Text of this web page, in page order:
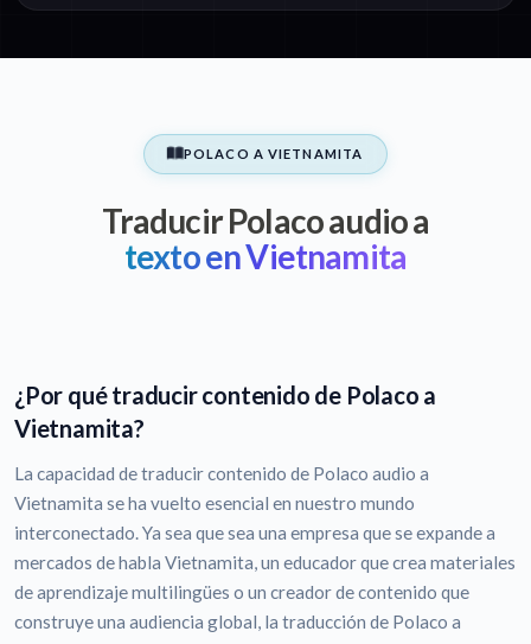
POLACO A VIETNAMITA
Traducir Polaco audio a
texto en Vietnamita
¿Por qué traducir contenido de Polaco a
Vietnamita?
La capacidad de traducir contenido de Polaco audio a
Vietnamita se ha vuelto esencial en nuestro mundo
interconectado. Ya sea que sea una empresa que se expande a
mercados de habla Vietnamita, un educador que crea materiales
de aprendizaje multilingües o un creador de contenido que
construye una audiencia global, la traducción de Polaco a